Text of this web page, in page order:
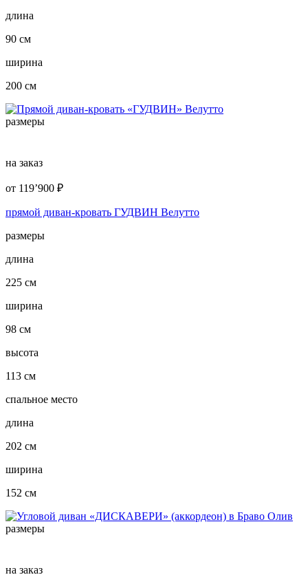
длина
90 см
ширина
200 см
размеры
на заказ
от 119’900 ₽
прямой диван-кровать ГУДВИН Велутто
размеры
длина
225 см
ширина
98 см
высота
113 см
спальное место
длина
202 см
ширина
152 см
размеры
на заказ